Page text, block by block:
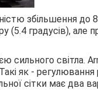
збільшення до
градусів), але
сильного світла.
як -
сітки має два